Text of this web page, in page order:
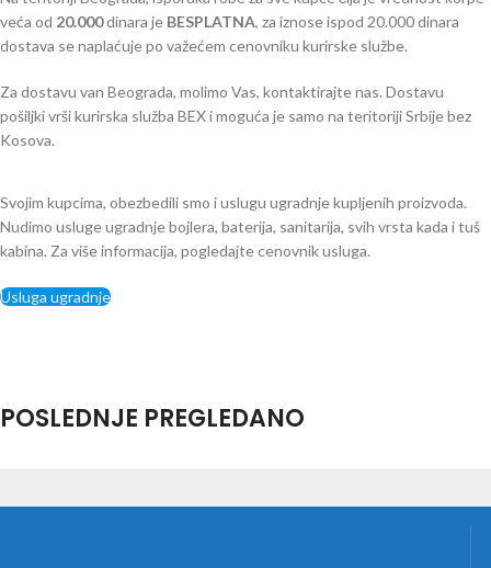
veća od 20.000dinara je BESPLATNA, za iznose ispod 20.000 dinara
dostava se naplaćuje po važećem cenovniku kurirske službe.
Za dostavu van Beograda, molimo Vas, kontaktirajte nas. Dostavu
pošiljki vrši kurirska služba BEX i moguća je samo na teritoriji Srbije bez
Kosova.
Svojim kupcima, obezbedili smo i uslugu ugradnje kupljenih proizvoda.
Nudimo usluge ugradnje bojlera, baterija, sanitarija, svih vrsta kada i tuš
kabina. Za više informacija, pogledajte cenovnik usluga.
Usluga ugradnje
POSLEDNJE PREGLEDANO